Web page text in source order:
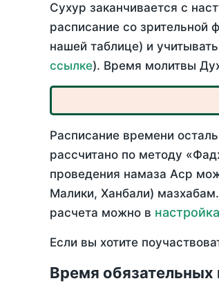
Сухур заканчивается с
расписание со зрительной
нашей таблице) и
ссылке). Время молитвы
Расписание времени
рассчитано по методу
проведения намаза Аср
Малики, Ханбали)
расчета можно в
Если вы хотите
Время